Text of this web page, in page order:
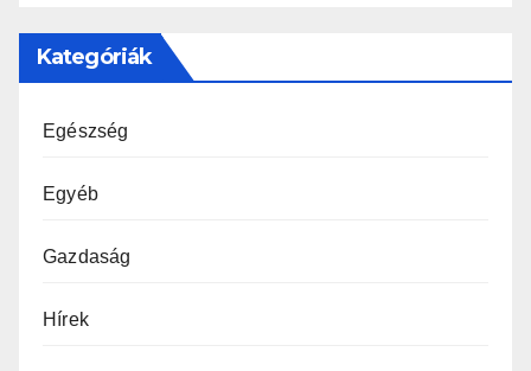
Kategóriák
Egészség
Egyéb
Gazdaság
Hírek